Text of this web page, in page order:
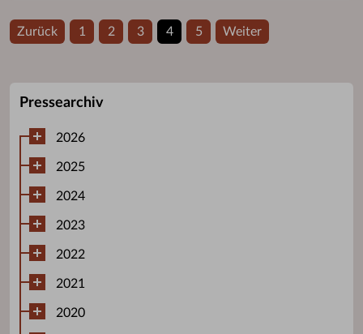
Zurück 1 2 3 4 5 Weiter
Pressearchiv
2026
2025
2024
2023
2022
2021
2020